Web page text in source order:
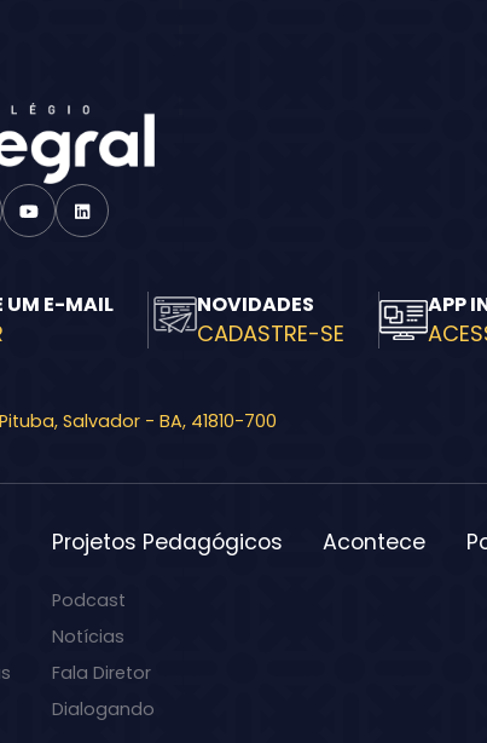
UM E-MAIL NOVIDADES
CADASTRE-SE
APP
Salvador - BA, 41810-700
Projetos Pedagógicos
Podcast
Notícias
Fala Diretor
Dialogando
Acontece